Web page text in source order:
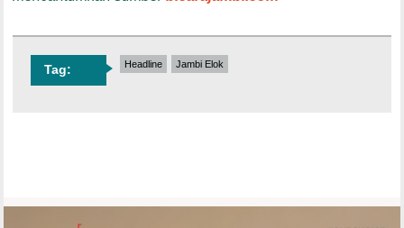
Tag: Headline Jambi Elok